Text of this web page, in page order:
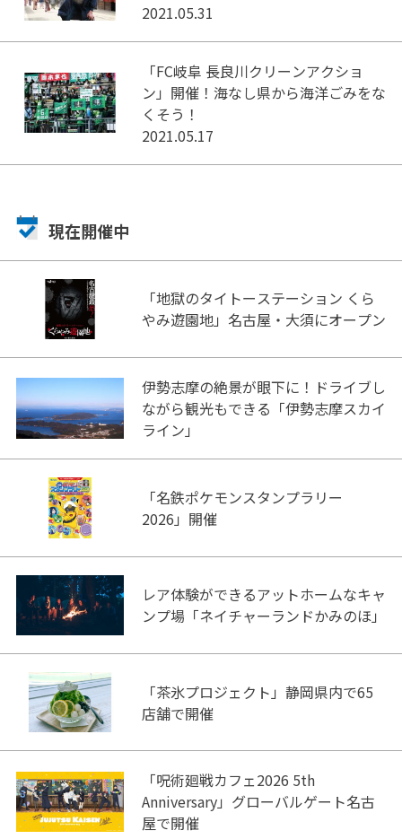
2021.05.31
「FC岐阜 長良川クリーンアクショ
ン」開催！海なし県から海洋ごみをな
くそう！
2021.05.17
現在開催中
「地獄のタイトーステーション くら
やみ遊園地」名古屋・大須にオープン
伊勢志摩の絶景が眼下に！ドライブし
ながら観光もできる「伊勢志摩スカイ
ライン」
「名鉄ポケモンスタンプラリー
2026」開催
レア体験ができるアットホームなキャ
ンプ場「ネイチャーランドかみのほ」
「茶氷プロジェクト」静岡県内で65
店舗で開催
「呪術廻戦カフェ2026 5th
Anniversary」グローバルゲート名古
屋で開催